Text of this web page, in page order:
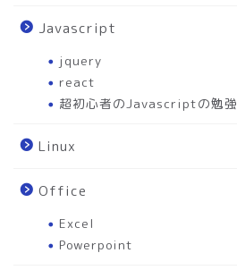
Javascript
jquery
react
超初心者のJavascriptの勉強
Linux
Office
Excel
Powerpoint